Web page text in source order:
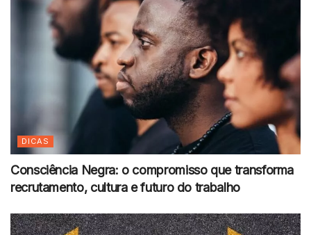
DICAS
Consciência Negra: o compromisso que transforma
recrutamento, cultura e futuro do trabalho